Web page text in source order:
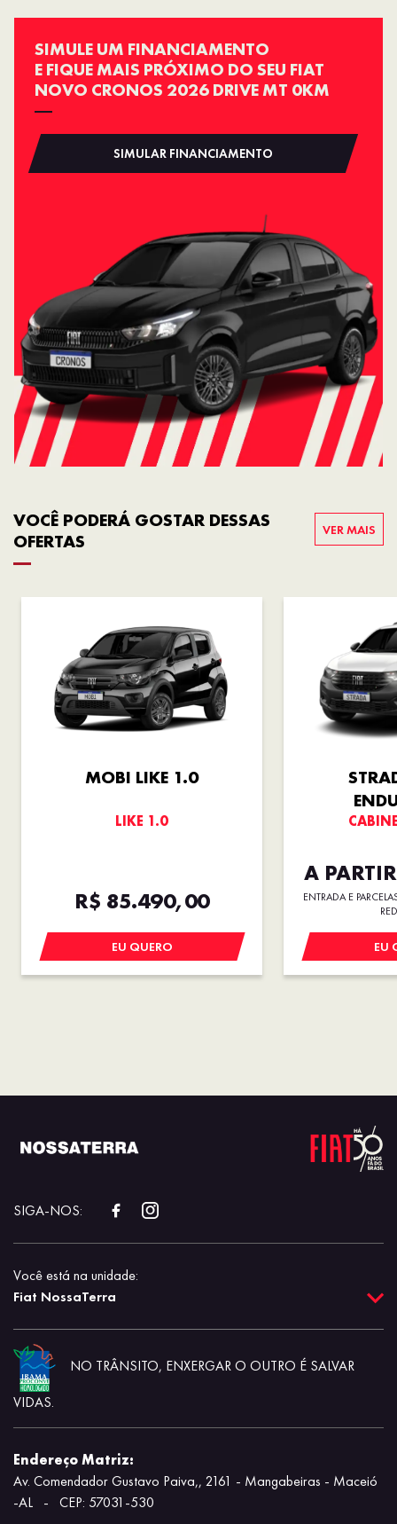
SIMULE UM FINANCIAMENTO
E FIQUE MAIS PRÓXIMO DO SEU FIAT
NOVO CRONOS 2026 DRIVE MT 0KM
SIMULAR FINANCIAMENTO
VOCÊ PODERÁ GOSTAR DESSAS
OFERTAS
VER MAIS
MOBI LIKE 1.0
LIKE 1.0
R$ 85.490,00
EU QUERO
A
ENTRADA E
EU
SIGA-NOS:
Você está na unidade:
Fiat NossaTerra
NO TRÂNSITO, ENXERGAR O OUTRO É SALVAR
VIDAS.
Endereço Matriz:
Av. Comendador Gustavo Paiva,, 2161 - Mangabeiras - Maceió
-AL
-
CEP: 57031-530